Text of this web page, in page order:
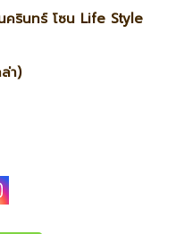
รินทร์ โซน Life Style
า)